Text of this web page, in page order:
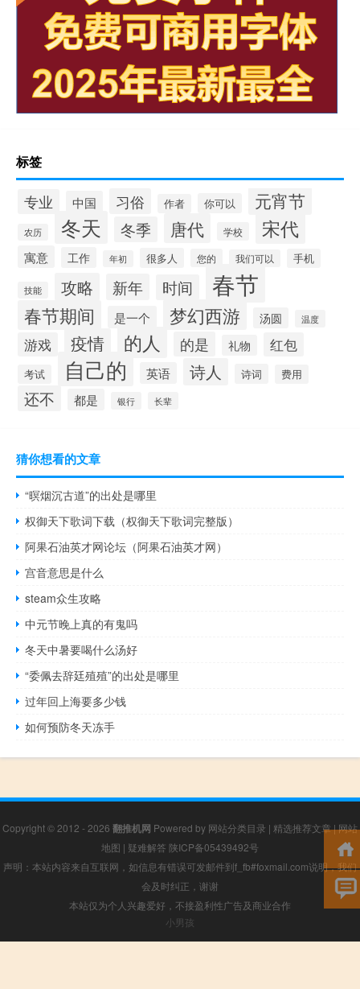
标签
专业 中国 习俗 作者 你可以 元宵节
农历 冬天 冬季 唐代 学校 宋代
寓意 工作 年初 很多人 您的 我们可以 手机
技能 攻略 新年 时间 春节
春节期间 是一个 梦幻西游 汤圆 温度
游戏 疫情 的人 的是 礼物 红包
考试 自己的 英语 诗人 诗词 费用
还不 都是 银行 长辈
猜你想看的文章
“暝烟沉古道”的出处是哪里
权御天下歌词下载（权御天下歌词完整版）
阿果石油英才网论坛（阿果石油英才网）
宫音意思是什么
steam众生攻略
中元节晚上真的有鬼吗
冬天中暑要喝什么汤好
“委佩去辞廷殖殖”的出处是哪里
过年回上海要多少钱
如何预防冬天冻手
Copyright © 2012 - 2026 翻推机网 Powered by 网站分类目录 | 精选推荐文章|网站
地图 | 疑难解答 陕ICP备05439492号
声明：本站内容来自互联网，如信息有错误可发邮件到f_fb#foxmail.com说明，我们
会及时纠正，谢谢
本站仅为个人兴趣爱好，不接盈利性广告及商业合作
小男孩